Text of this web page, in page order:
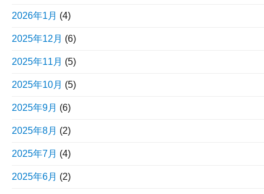
2026年1月 (4)
2025年12月 (6)
2025年11月 (5)
2025年10月 (5)
2025年9月 (6)
2025年8月 (2)
2025年7月 (4)
2025年6月 (2)